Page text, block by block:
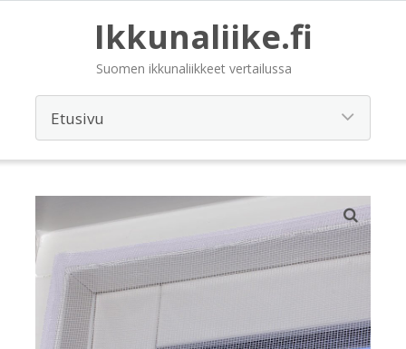
Ikkunaliike.fi
Suomen ikkunaliikkeet vertailussa